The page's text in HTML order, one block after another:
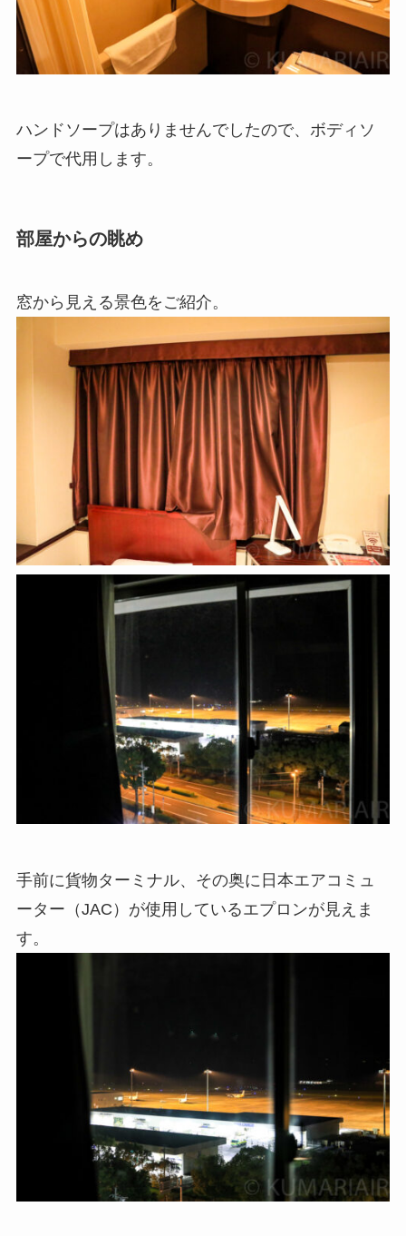
ハンドソープはありませんでしたので、ボディソ
ープで代用します。
部屋からの眺め
窓から見える景色をご紹介。
手前に貨物ターミナル、その奥に日本エアコミュ
ーター（JAC）が使用しているエプロンが見えま
す。